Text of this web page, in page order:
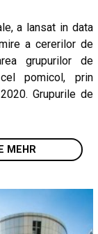
a lansat in data
a cererilor de
grupurilor de
pomicol, prin
Grupurile de
MEHR